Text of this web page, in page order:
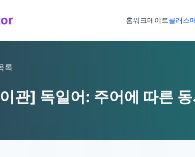
홈워크메이트클래스
록
관] 독일어: 주어에 따른